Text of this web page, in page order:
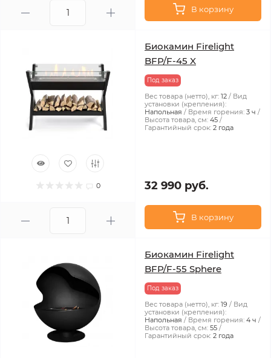
В корзину
0
Биокамин Firelight
BFP/F-45 X
Под заказ
Вес товара (нетто), кг: 12
Вид
установки (крепления):
Напольная
Время горения: 3 ч
Высота товара, см: 45
Гарантийный срок: 2 года
32 990 руб.
В корзину
Биокамин Firelight
BFP/F-55 Sphere
Под заказ
Вес товара (нетто), кг: 19
Вид
установки (крепления):
Напольная
Время горения: 4 ч
Высота товара, см: 55
Гарантийный срок: 2 года